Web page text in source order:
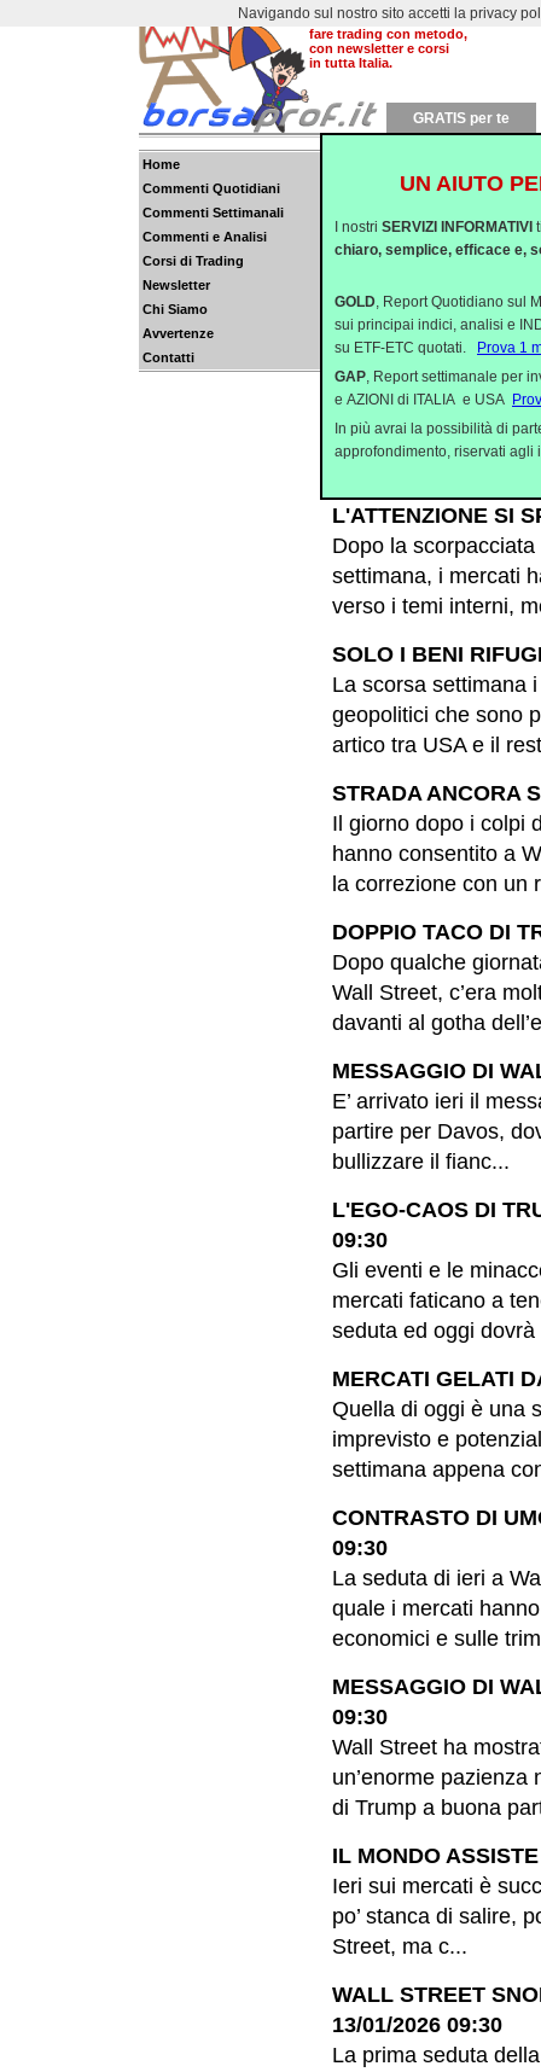
Dal 2000 aiutiamo a
fare trading con metodo,
con newsletter e corsi
in tutta Italia.
GRATIS per te
Home
Commenti Quotidiani
Commenti Settimanali
Commenti e Analisi
Corsi di Trading
Newsletter
Chi Siamo
Avvertenze
Contatti
La seduta di ieri ha
mostrato una certa
FIDUCIA NELLE
09:30
La giornata di ieri è
qualche variante
L'ATTENZIONE SI
Dopo la
settimana, i mercati
verso i temi interni,
SOLO I BENI
La scorsa settimana
geopolitici che sono
artico tra USA e il
STRADA ANCORA
Il giorno dopo i colpi
hanno consentito a
la correzione con un
DOPPIO TACO DI
Dopo qualche
Wall Street, c’era
davanti al gotha
MESSAGGIO DI
E’ arrivato ieri il
partire per Davos,
bullizzare il fianc...
L'EGO-CAOS DI
09:30
Gli eventi e le
mercati faticano a
seduta ed oggi dovrà
MERCATI GELATI
Quella di oggi è una
imprevisto e
settimana appena
CONTRASTO DI
09:30
La seduta di ieri a
quale i mercati
economici e sulle
MESSAGGIO DI
09:30
Wall Street ha
un’enorme
di Trump a buona
IL MONDO
Ieri sui mercati è
po’ stanca di salire,
Street, ma c...
WALL STREET
13/01/2026 09:30
La prima seduta
UN AIUTO
I nostri SERVIZI INFORMATIVI
chiaro, semplice, efficace e,
GOLD, Report Quotidiano sul
sui principai indici, analisi e
su ETF-ETC quotati.
Prova 1
GAP, Report settimanale per
e AZIONI di ITALIA e USA
In più avrai la possibilità di
approfondimento, riservati agli
Navigando sul nostro sito accetti la privacy